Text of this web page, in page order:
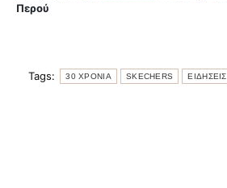
Περού
Tags: 30 ΧΡΟΝΙΑ SKECHERS ΕΙΔΗΣΕΙΣ